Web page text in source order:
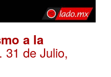
a la
. 31 de Julio,